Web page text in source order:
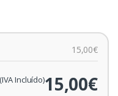
15,00€
15,00€
(IVA Incluído)